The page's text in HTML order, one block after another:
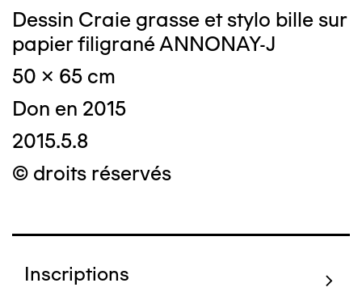
Dessin Craie grasse et stylo bille sur
papier filigrané ANNONAY-J
50 x 65 cm
Don en 2015
2015.5.8
© droits réservés
Inscriptions